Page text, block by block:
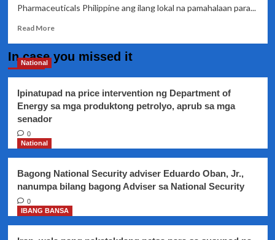
Pharmaceuticals Philippine ang ilang lokal na pamahalaan para...
Read MoreRead
Ilang
Metro
Manila,
makabili
ng
laban
sa
In case you missed it
National
Ipinatupad na price intervention ng Department of
Energy sa mga produktong petrolyo, aprub sa mga
senador
0
National
Bagong National Security adviser Eduardo Oban, Jr.,
nanumpa bilang bagong Adviser sa National Security
0
IBANG BANSA